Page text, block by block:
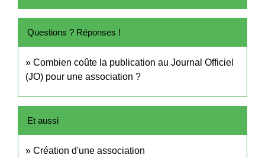
Questions ? Réponses !
Combien coûte la publication au Journal Officiel
(JO) pour une association ?
Et aussi
Création d'une association